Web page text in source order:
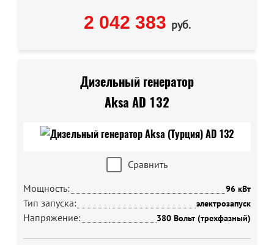
2 042 383 руб.
Дизельный генератор
Aksa AD 132
Сравнить
Мощность:
96 кВт
Тип запуска: электрозапуск
Напряжение: 380 Вольт (трехфазный)